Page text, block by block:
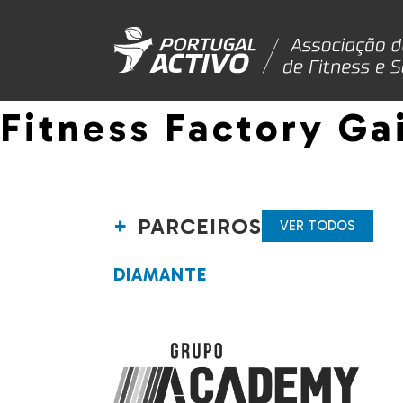
Fitness Factory
PARCEIROS VER TODOS
DIAMANTE